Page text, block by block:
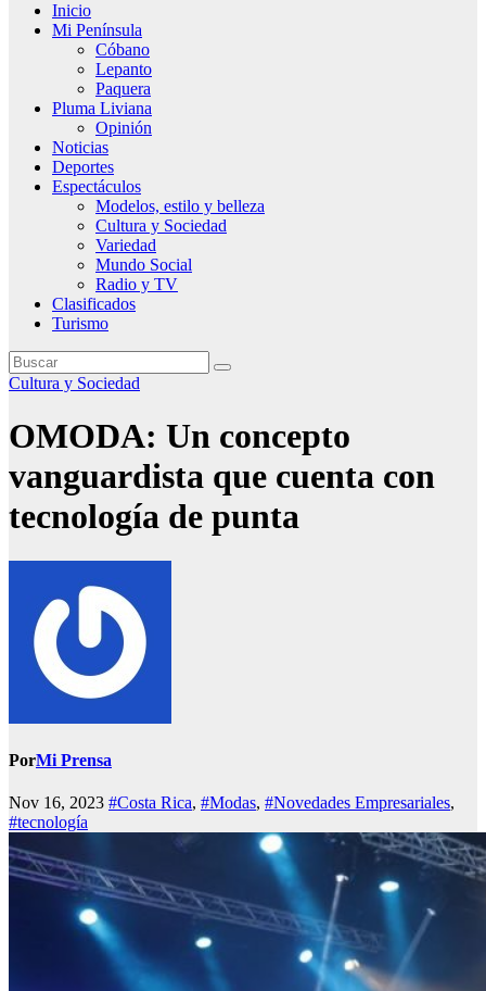
Inicio
Mi Península
Cóbano
Lepanto
Paquera
Pluma Liviana
Opinión
Noticias
Deportes
Espectáculos
Modelos, estilo y belleza
Cultura y Sociedad
Variedad
Mundo Social
Radio y TV
Clasificados
Turismo
Cultura y Sociedad
OMODA: Un concepto
vanguardista que cuenta con
tecnología de punta
PorMi Prensa
Nov 16, 2023 #Costa Rica, #Modas, #Novedades Empresariales,
#tecnología